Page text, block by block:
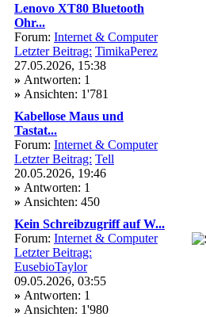
Lenovo XT80 Bluetooth
Ohr...
Forum: Internet & Computer
Letzter Beitrag: TimikaPerez
27.05.2026, 15:38
» Antworten: 1
» Ansichten: 1'781
Kabellose Maus und
Tastat...
Forum: Internet & Computer
Letzter Beitrag: Tell
20.05.2026, 19:46
» Antworten: 1
» Ansichten: 450
Kein Schreibzugriff auf W...
Forum: Internet & Computer
Letzter Beitrag:
EusebioTaylor
09.05.2026, 03:55
» Antworten: 1
» Ansichten: 1'980